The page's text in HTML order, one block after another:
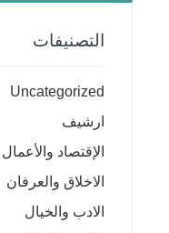
التصنيفات
Uncategorized
ارشيف
الإقتصاد والأعمال
الاخلاق والعرفان
الادب والخيال